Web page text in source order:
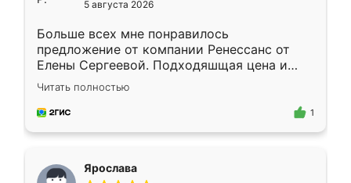
5 августа 2026
Больше всех мне понравилось
предложение от компании Ренессанс от
Елены Сергеевой. Подходяшщая цена и
короткие сроки изготовления. Приехавший
для замера сотрудник Владислав
предложил по моему эскизу самый
Читать полностью
1
Ярослава